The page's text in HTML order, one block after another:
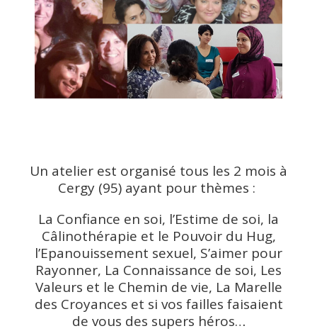
Un atelier est organisé tous les 2 mois à
Cergy (95) ayant pour thèmes :
La Confiance en soi, l’Estime de soi, la
Câlinothérapie et le Pouvoir du Hug,
l’Epanouissement sexuel, S’aimer pour
Rayonner, La Connaissance de soi, Les
Valeurs et le Chemin de vie, La Marelle
des Croyances et si vos failles faisaient
de vous des supers héros…